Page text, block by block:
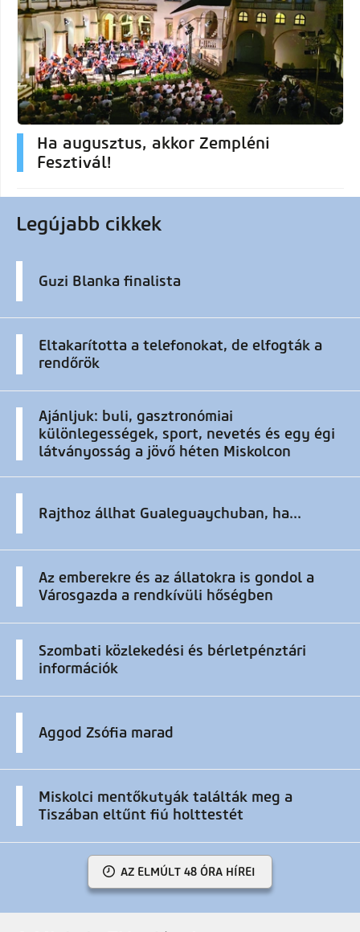
Ha augusztus, akkor Zempléni
Fesztivál!
Legújabb cikkek
Guzi Blanka finalista
Eltakarította a telefonokat, de elfogták a
rendőrök
Ajánljuk: buli, gasztronómiai
különlegességek, sport, nevetés és egy égi
látványosság a jövő héten Miskolcon
Rajthoz állhat Gualeguaychuban, ha...
Az emberekre és az állatokra is gondol a
Városgazda a rendkívüli hőségben
Szombati közlekedési és bérletpénztári
információk
Aggod Zsófia marad
Miskolci mentőkutyák találták meg a
Tiszában eltűnt fiú holttestét
AZ ELMÚLT 48 ÓRA HÍREI